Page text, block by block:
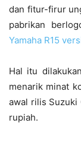
dan fitur-firur
pabrikan
Yamaha R15
Hal itu
menarik minat
awal rilis Suzuki
rupiah.